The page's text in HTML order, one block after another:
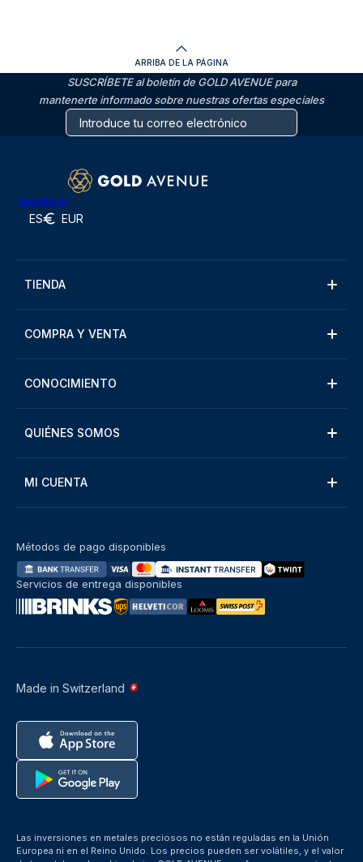
ARRIBA DE LA PÁGINA
SUSCRÍBETE al boletín de GOLD AVENUE para
mantenerte informado sobre nuestras ofertas especiales
Trustpilot
ES EUR
TIENDA
COMPRA Y VENTA
CONOCIMIENTO
QUIÉNES SOMOS
MI CUENTA
Made in Switzerland
Métodos de pago disponibles
Servicios de entrega disponibles
Las inversiones en metales preciosos no están reguladas en la Unión
Europea ni en el Reino Unido. Los precios pueden ser volátiles, y el valor